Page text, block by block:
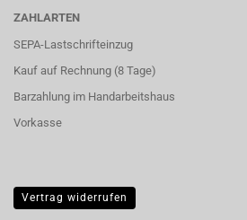
ZAHLARTEN
SEPA-Lastschrifteinzug
Kauf auf Rechnung (8 Tage)
Barzahlung im Handarbeitshaus
Vorkasse
Vertrag widerrufen